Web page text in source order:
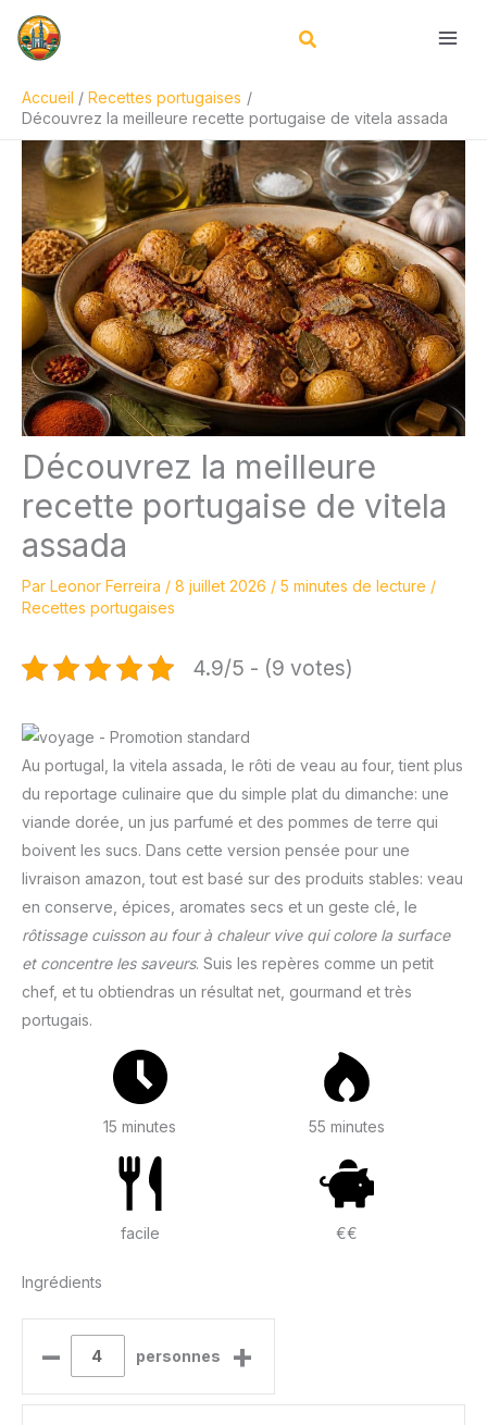
Accueil
Recettes portugaises
Découvrez la meilleure recette portugaise de vitela assada
Découvrez la meilleure
recette portugaise de vitela
assada
Par Leonor Ferreira / 8 juillet 2026 / 5 minutes de lecture /
Recettes portugaises
4.9/5 - (9 votes)
Au portugal, la vitela assada, le rôti de veau au four, tient plus
du reportage culinaire que du simple plat du dimanche: une
viande dorée, un jus parfumé et des pommes de terre qui
boivent les sucs. Dans cette version pensée pour une
livraison amazon, tout est basé sur des produits stables: veau
en conserve, épices, aromates secs et un geste clé, le
rôtissage cuisson au four à chaleur vive qui colore la surface
et concentre les saveurs. Suis les repères comme un petit
chef, et tu obtiendras un résultat net, gourmand et très
portugais.
15 minutes 55 minutes
facile €€
Ingrédients
– personnes +
Rechercher